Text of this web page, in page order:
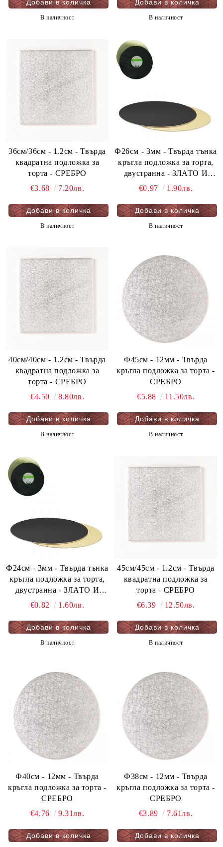
В наличност В наличност
36см/36см - 1.2см - Твърда
квадратна подложка за
торта - СРЕБРО
€3.68
7.20лв.
В наличност
Ф26см - 3мм - Твърда тънка
кръгла подложка за торта,
двустранна - ЗЛАТО И
ЧЕРНО - мукава - 1 бр.
€0.97 1.90лв.
В наличност
40см/40см - 1.2см - Твърда
квадратна подложка за
торта - СРЕБРО
€4.50
8.80лв.
В наличност
Ф45см - 12мм - Твърда
кръгла подложка за торта -
СРЕБРО
€5.88
11.50лв.
В наличност
Ф24см - 3мм - Твърда тънка
кръгла подложка за торта,
двустранна - ЗЛАТО И
ЧЕРНО - мукава - 1 бр.
€0.82 1.60лв.
В наличност
45см/45см - 1.2см - Твърда
квадратна подложка за
торта - СРЕБРО
€6.39
12.50лв.
В наличност
Ф40см - 12мм - Твърда
кръгла подложка за торта -
СРЕБРО
€4.76
9.31лв.
Ф38см - 12мм - Твърда
кръгла подложка за торта -
СРЕБРО
€3.89
7.61лв.